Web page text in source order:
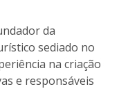
da
sediado no
na criação
e responsáveis